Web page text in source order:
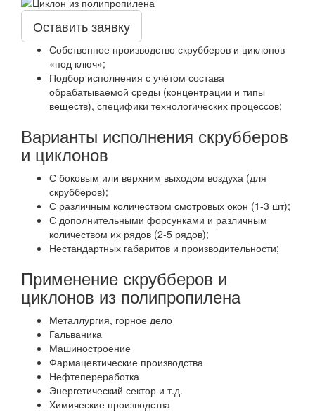
Оставить заявку
Собственное производство скрубберов и циклонов
«под ключ»;
Подбор исполнения с учётом состава
обрабатываемой среды (концентрации и типы
веществ), специфики технологических процессов;
Варианты исполнения скрубберов
и циклонов
С боковым или верхним выходом воздуха (для
скрубберов);
С различным количеством смотровых окон (1-3 шт);
С дополнительными форсунками и различным
количеством их рядов (2-5 рядов);
Нестандартных габаритов и производительности;
Применение скрубберов и
циклонов из полипропилена
Металлургия, горное дело
Гальваника
Машиностроение
Фармацевтические производства
Нефтепереработка
Энергетический сектор и т.д.
Химические производства